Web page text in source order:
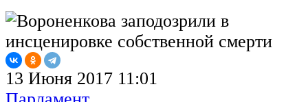
13 Июня 2017 11:01